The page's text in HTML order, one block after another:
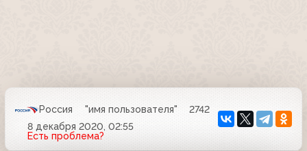
Россия "имя пользователя"
2742
8 декабря 2020, 02:55
Есть проблема?